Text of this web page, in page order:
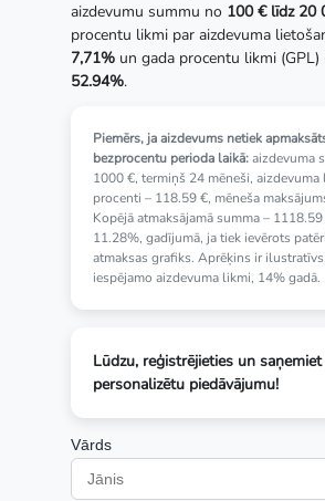
aizdevumu summu no 100 € līdz 20
procentu likmi par aizdevuma
7,71% un gada procentu likmi (GPL)
52.94%.
Piemērs, ja aizdevums netiek
bezprocentu perioda laikā:aizdevuma
1000 €, termiņš 24 mēneši,
procenti – 118.59 €, mēneša
Kopējā atmaksājamā summa –
11.28%, gadījumā, ja tiek ievērots
atmaksas grafiks. Aprēķins ir
iespējamo aizdevuma likmi, 14% gadā.
Lūdzu, reģistrējieties un saņemiet
personalizētu piedāvājumu!
Vārds